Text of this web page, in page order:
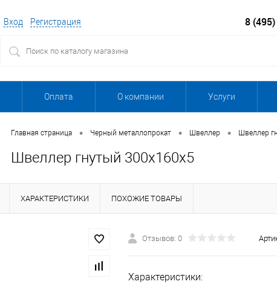
Вход Регистрация 8
Оплата О компании Услуги
Главная страница • Черный металлопрокат • Швеллер • Швеллер
Швеллер гнутый 300х160х5
ХАРАКТЕРИСТИКИ ПОХОЖИЕ ТОВАРЫ
Отзывов: 0
Характеристики: